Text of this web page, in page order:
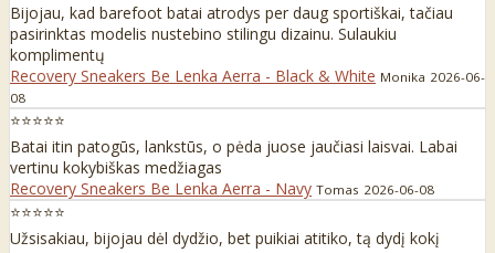
Bijojau, kad barefoot batai atrodys per daug sportiškai, tačiau
pasirinktas modelis nustebino stilingu dizainu. Sulaukiu
komplimentų
Recovery Sneakers Be Lenka Aerra - Black & White Monika 2026-06-
08
⭐⭐⭐⭐⭐
Batai itin patogūs, lankstūs, o pėda juose jaučiasi laisvai. Labai
vertinu kokybiškas medžiagas
Recovery Sneakers Be Lenka Aerra - Navy Tomas 2026-06-08
⭐⭐⭐⭐⭐
Užsisakiau, bijojau dėl dydžio, bet puikiai atitiko, tą dydį kokį